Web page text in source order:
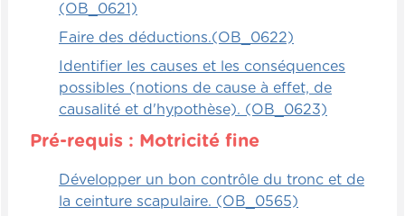
(OB_0621)
Faire des déductions.(OB_0622)
Identifier les causes et les conséquences
possibles (notions de cause à effet, de
causalité et d'hypothèse). (OB_0623)
Pré-requis : Motricité fine
Développer un bon contrôle du tronc et de
la ceinture scapulaire. (OB_0565)